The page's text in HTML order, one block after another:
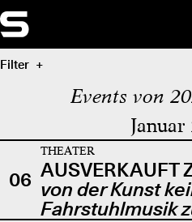
Filter
Events von
06
THEATER
AUSVERKAUFT
von der Kunst
Fahrstuhlmusik